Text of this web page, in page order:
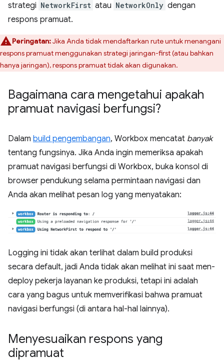
strategi NetworkFirst atau NetworkOnly dengan
respons pramuat.
Peringatan:Jika Anda tidak mendaftarkan rute untuk menangani
respons pramuat menggunakan strategi jaringan-first (atau bahkan
hanya jaringan), respons pramuat tidak akan digunakan.
Bagaimana cara mengetahui apakah
pramuat navigasi berfungsi?
Dalam build pengembangan, Workbox mencatat banyak
tentang fungsinya. Jika Anda ingin memeriksa apakah
pramuat navigasi berfungsi di Workbox, buka konsol di
browser pendukung selama permintaan navigasi dan
Anda akan melihat pesan log yang menyatakan:
Logging ini tidak akan terlihat dalam build produksi
secara default, jadi Anda tidak akan melihat ini saat men-
deploy pekerja layanan ke produksi, tetapi ini adalah
cara yang bagus untuk memverifikasi bahwa pramuat
navigasi berfungsi (di antara hal-hal lainnya).
Menyesuaikan respons yang
dipramuat